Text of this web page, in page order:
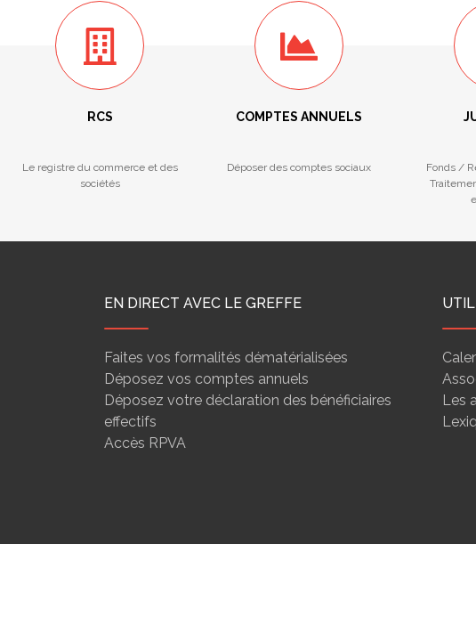
RCS
Le registre du commerce et des
sociétés
COMPTES ANNUELS
Déposer des comptes sociaux
Fonds /
EN DIRECT AVEC LE GREFFE
Faites vos formalités dématérialisées
Déposez vos comptes annuels
Déposez votre déclaration des bénéficiaires
effectifs
Accès RPVA
Les